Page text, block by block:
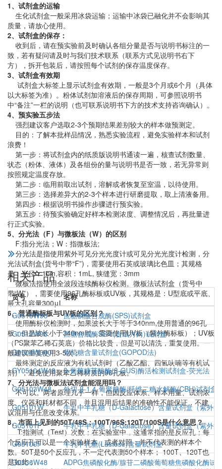
1、试剂盒的运输
生化试剂盒一般采用冰袋运输；运输中冰袋已融化并不会影响其
质量，请放心使用。
2、试剂盒的保存：
收到后，请在预实验前及时确认各组分量是否与说明书标注的一
致，若有疑问请及时与我们技术联系（联系方式见说明书右下
方），拆开包装后，请按照每个试剂的保存温度保存。
3、试剂盒有效期
试剂盒大标签上显示试剂盒有效期，一般是3个月或6个月（具体
以大标签为准）。粉体试剂加溶液后的保存周期，可参照说明书
中“备注”一栏的说明（也可联系说明书下方的技术支持咨询确认）。
4、预实验五步法
强烈建议客户选取2-3个预期结果差别较大的样本做预测定。
目的：了解本批样品情况，熟悉实验流程，避免实验样本和试剂
浪费！
第一步：将试剂盒内的纸质版说明书通读一遍，核查试剂数量、
状态（粉体、液体）及各组份的量与说明书是否一致，若无异常则
按照规定温度存放。
第二步：临用前取出试剂，溶解或者恢复至室温，以待使用。
第三步：选择差异大的2-3个样本进行研磨提取，取上清液备用。
第四步：根据说明书操作步骤进行预实验。
第五步：待预实验确定好样本检测浓度、调整情况后，再批量进
行正式实验。
5、分光法（F）与微板法（W）的区别
F:指分光法；W：指微板法;
分光法是指使用紫外可见分光光度计或可见分光光度计检测，分
光法试剂盒(货号中带“F”)，需要使用石英或玻璃比色皿；其规格
是：光径：1cm,容积：1mL, 狭缝宽：3mm
微板法指使用全波段连续酶标仪检测。微板法试剂盒（货号中
带“W”），需要使用96孔酶标板或UV板，其规格是：U型底或平底、
最大孔容量300μL
6、普通酶标板与UV板的区别？
使用酶标仪检测时，如果波长大于等于340nm,使用普通的96孔
板；但是波长小于340nm时，需要使用UV板（紫外酶标板）；UV板
（PS聚苯乙稀石英底）价格比较贵，但是可以清洗，重复使用。一
般建议重复使用3-5次；
最终测定的反应液为有机试剂时（乙酸乙酯、四氢呋喃等有机试
剂），避免使用聚苯乙稀材质的96孔板。
7、分光法与微板法试剂盒能混用吗？
不可以。两者原理几乎一样，但因反应体系、样本用量、试剂浓
度、仪器和耗材都不同，并且混用后结果的准确性不能保证，不建
议混用与任意改变体系。
8、市面上见到的50T/48S；100T/96S;120T/100S是什么意思？
T:指测试（Test）次数；在实验室中，这通常指的是反应孔；每
个反应孔可以是一个实验样本，或者对照；并不代表测的样本个
数。50T是50个反应孔，不一定代表测50个样本； 100T、120T也
是如此；
相关产品
货号
名称
G0515W96
蔗糖磷酸合成酶(SPS)试剂盒
G0512W96
蔗糖合成酶SS-Ⅱ(合成方向)试剂盒
G0504W300
葡萄糖含量试剂盒(GOPOD法)
GY05104W48
β-葡萄糖苷酸酶(β-GUS)酶活检测试剂盒-荧光法
G05103W48
外切-β-1,4-葡聚糖酶/纤维二糖水解酶(CBH)试剂盒-
G05101W
牛乳中半乳糖（D-Galactose）含量试剂盒（紫外
G05101F
牛乳中半乳糖（D-Galactose）含量试剂盒（紫外
G05100F
牛乳中乳糖(Lactose)含量试剂盒
G0536W48
ADPG焦磷酸化酶/腺苷二磷酸葡萄糖焦磷酸化酶试